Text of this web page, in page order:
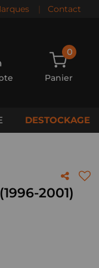
| Contact
0
Panier
DESTOCKAGE
2001)